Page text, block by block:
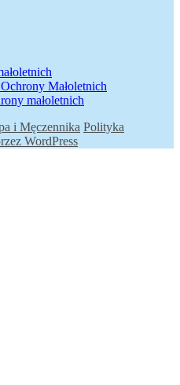
Małoletnich
małoletnich
i Męczennika Polityka
WordPress